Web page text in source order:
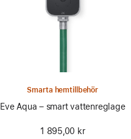
Smarta hemtillbehör
Eve Aqua – smart vattenreglage
1 895,00 kr